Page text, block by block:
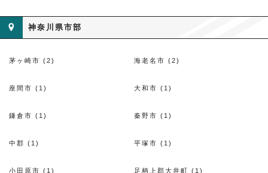
神奈川県市部
茅ヶ崎市 (2) 海老名市 (2)
座間市 (1) 大和市 (1)
鎌倉市 (1) 秦野市 (1)
中郡 (1) 平塚市 (1)
小田原市 (1) 足柄上郡大井町 (1)